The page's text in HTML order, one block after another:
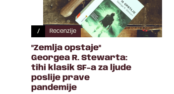
/ Recenzije
"Zemlja opstaje"
Georgea R. Stewarta:
tihi klasik SF-a za ljude
poslije prave
pandemije